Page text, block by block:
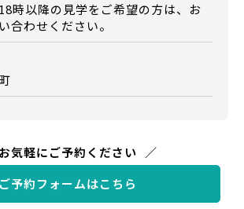
時以降の見学をご希望の方は、お
合わせください。
お気軽にご予約ください
ご予約フォームはこちら